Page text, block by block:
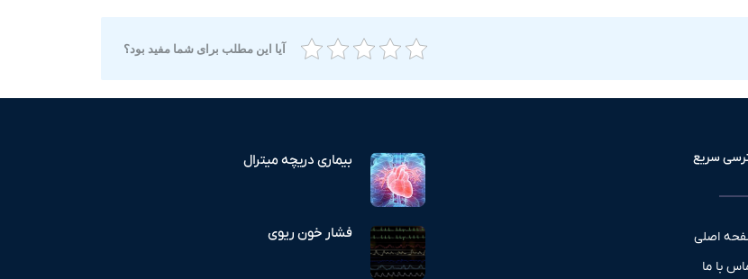
آیا این مطلب برای شما مفید بود؟
سریع
اصلی
با ما
بیماری دریچه میترال
فشار خون ریوی